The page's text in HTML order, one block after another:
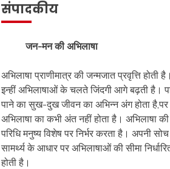
संपादकीय
जन-मन की अभिलाषा
अभिलाषा प्राणीमात्र की जन्मजात प्रवृत्ति होती है।
इन्हीं अभिलाषाओं के चलते जिंदगी आगे बढ़ती है।
पाने का सुख-दुख जीवन का अभिन्न अंग होता है,पर
अभिलाषा का कभी अंत नहीं होता है। अभिलाषा की
परिधि मनुष्य विशेष पर निर्भर करता है। अपनी
सामर्थ्य के आधार पर अभिलाषाओं की सीमा
होती है।